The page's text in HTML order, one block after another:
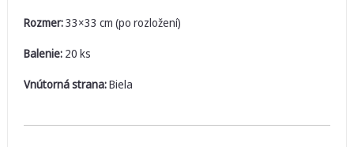
Rozmer:33×33 cm (po rozložení)
Balenie:20 ks
Vnútorná strana:Biela